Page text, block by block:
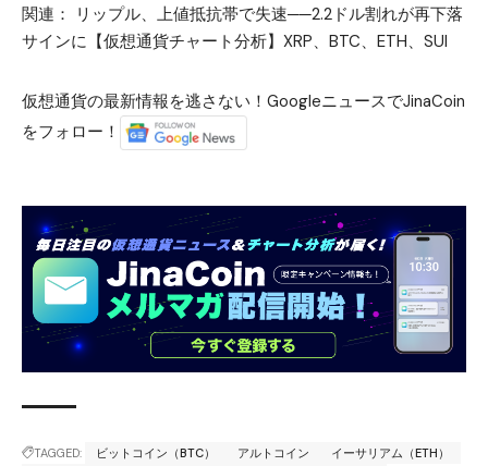
関連：
リップル、上値抵抗帯で失速──2.2ドル割れが再下落
サインに【仮想通貨チャート分析】XRP、BTC、ETH、SUI
仮想通貨の最新情報を逃さない！GoogleニュースでJinaCoin
をフォロー！
TAGGED: ビットコイン（BTC） アルトコイン
イーサリアム（ETH）